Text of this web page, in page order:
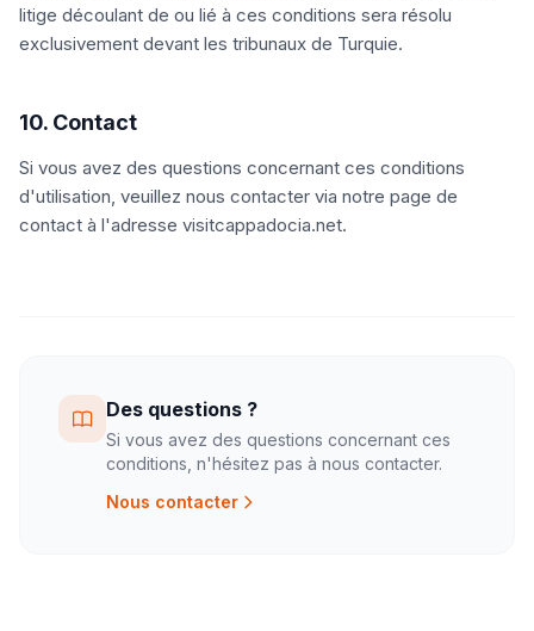
litige découlant de ou lié à ces conditions sera résolu
exclusivement devant les tribunaux de Turquie.
10. Contact
Si vous avez des questions concernant ces conditions
d'utilisation, veuillez nous contacter via notre page de
contact à l'adresse visitcappadocia.net.
Des questions ?
Si vous avez des questions concernant ces
conditions, n'hésitez pas à nous contacter.
Nous contacter